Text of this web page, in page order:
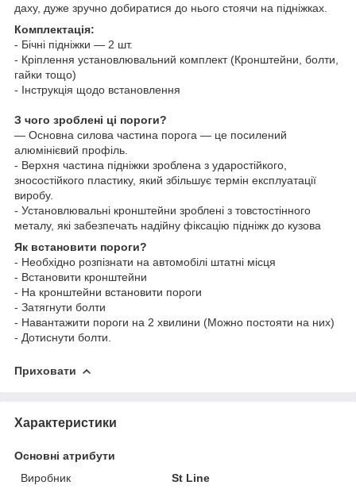
даху, дуже зручно добиратися до нього стоячи на підніжках.
Комплектація:
- Бічні підніжки — 2 шт.
- Кріплення установлювальний комплект (Кронштейни, болти,
гайки тощо)
- Інструкція щодо встановлення
З чого зроблені ці пороги?
— Основна силова частина порога — це посилений
алюмінієвий профіль.
- Верхня частина підніжки зроблена з ударостійкого,
зносостійкого пластику, який збільшує термін експлуатації
виробу.
- Установлювальні кронштейни зроблені з товстостінного
металу, які забезпечать надійну фіксацію підніжк до кузова
Як встановити пороги?
- Необхідно розпізнати на автомобілі штатні місця
- Встановити кронштейни
- На кронштейни встановити пороги
- Затягнути болти
- Навантажити пороги на 2 хвилини (Можно постояти на них)
- Дотиснути болти.
Приховати
Характеристики
Основні атрибути
Виробник
St Line